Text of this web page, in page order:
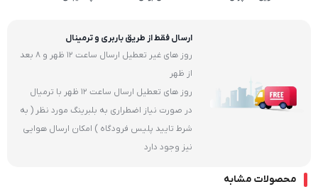
ارسال فقط از طریق باربری و ترمینال
روز های غیر تعطیل ارسال ساعت 12 ظهر و 8 بعد
از ظهر
روز های تعطیل ارسال ساعت 12 ظهر با ترمیال
در صورت نیاز اضطراری به بلبرینگ مورد نظر ( به
شرط تایید پلیس فرودگاه ) امکان ارسال هوایی
نیز وجود دارد
محصولات مشابه